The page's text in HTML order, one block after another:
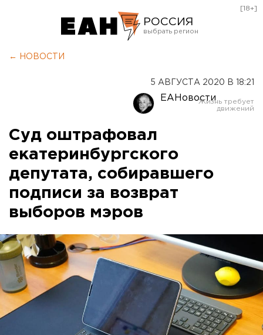
РОССИЯ
Оренбург
[18+]
← НОВОСТИ
5 АВГУСТА 2020 В 18:21
ЕАНовости
Суд оштрафовал
екатеринбургского
депутата, собиравшего
подписи за возврат
выборов мэров